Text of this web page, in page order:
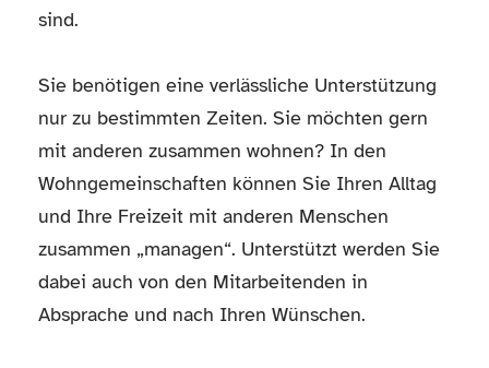
sind.
Sie benötigen eine verlässliche Unterstützung
nur zu bestimmten Zeiten. Sie möchten gern
mit anderen zusammen wohnen? In den
Wohngemeinschaften können Sie Ihren Alltag
und Ihre Freizeit mit anderen Menschen
zusammen „managen“. Unterstützt werden Sie
dabei auch von den Mitarbeitenden in
Absprache und nach Ihren Wünschen.